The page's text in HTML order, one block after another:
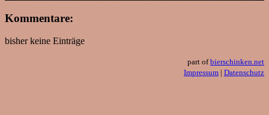
Kommentare:
bisher keine Einträge
part ofbierschinken.net
Impressum | Datenschutz